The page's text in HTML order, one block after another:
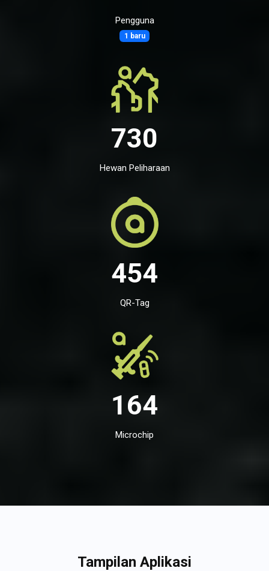
Pengguna
1 baru
730
Hewan Peliharaan
454
QR-Tag
164
Microchip
Tampilan Aplikasi